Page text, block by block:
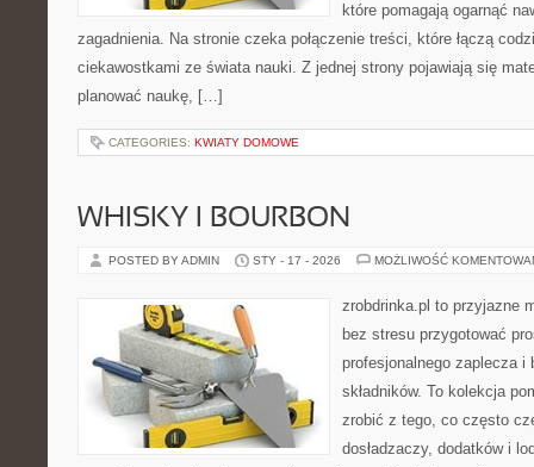
które pomagają ogarnąć
zagadnienia. Na stronie czeka połączenie treści, które łączą
ciekawostkami ze świata nauki. Z jednej strony pojawiają się
planować naukę, […]
CATEGORIES: KWIATY DOMOWE
WHISKY I BOURBON
POSTED BY ADMIN STY - 17 - 2026 MOŻLIWOŚĆ
zrobdrinka.pl to przyjazne
bez stresu przygotować
profesjonalnego zaplecza i
składników. To kolekcja
zrobić z tego, co często
dosładzaczy, dodatków i